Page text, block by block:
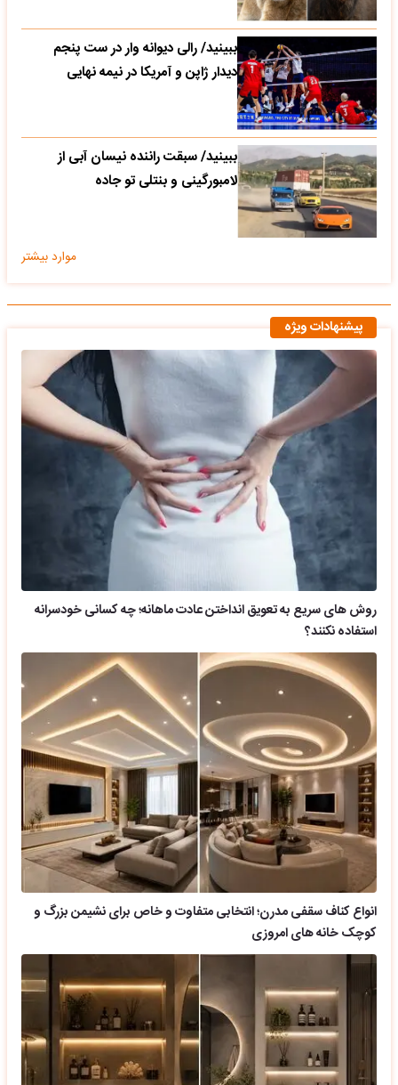
ببینید/ رالی دیوانه وار در ست پنجم
دیدار ژاپن و آمریکا در نیمه نهایی
ببینید/ سبقت راننده نیسان آبی از
لامبورگینی و بنتلی تو جاده
موارد بیشتر
پیشنهادات ویژه
روش های سریع به تعویق انداختن عادت ماهانه؛ چه کسانی خودسرانه
استفاده نکنند؟
انواع کناف سقفی مدرن؛ انتخابی متفاوت و خاص برای نشیمن بزرگ و
کوچک خانه های امروزی